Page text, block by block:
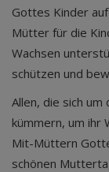
Gottes Kinder
Mütter für die
Wachsen
schützen und
Allen, die sich
kümmern, um ihr
Mit-Müttern
schönen